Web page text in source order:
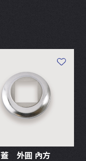
蓋 外圓 內方